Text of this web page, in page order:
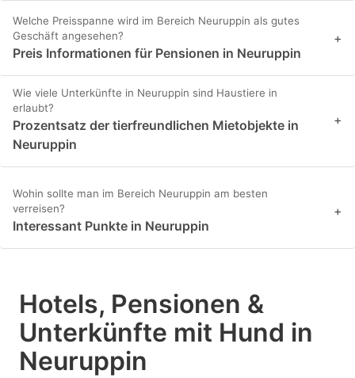
Welche Preisspanne wird im Bereich Neuruppin als gutes
Geschäft angesehen?
Preis Informationen für Pensionen in Neuruppin
+
Wie viele Unterkünfte in Neuruppin sind Haustiere in
erlaubt?
Prozentsatz der tierfreundlichen Mietobjekte in
Neuruppin
+
Wohin sollte man im Bereich Neuruppin am besten
verreisen?
Interessant Punkte in Neuruppin
+
Hotels, Pensionen &
Unterkünfte mit Hund in
Neuruppin